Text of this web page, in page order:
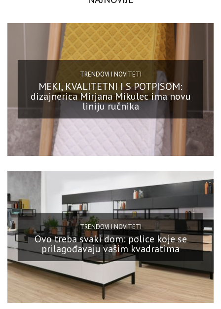
TRENDOVI I NOVITETI
MEKI, KVALITETNI I S POTPISOM:
dizajnerica Mirjana Mikulec ima novu
liniju ručnika
TRENDOVI I NOVITETI
Ovo treba svaki dom: police koje se
prilagođavaju vašim kvadratima